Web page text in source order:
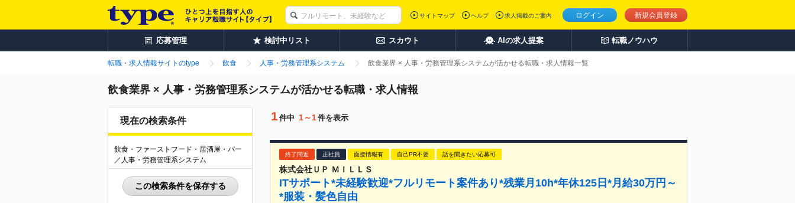
ログイン 新規会員登録
サイトマップ ヘルプ 求人掲載のご案内
応募管理 検討中リスト スカウト AIの求人提案 転職ノウハウ
転職・求人情報サイトのtype 飲食 人事・労務管理系システム 飲食業界 × 人事・労務管理系システムが活かせる転職・求人情報一覧
飲食業界 × 人事・労務管理系システムが活かせる転職・求人情報
現在の検索条件
飲食・ファーストフード・居酒屋・バー
／人事・労務管理系システム
この検索条件を保存する
1 件中 1～1件を表示
終了間近 正社員 面接情報有 自己PR不要 話を聞きたい応募可
株式会社ＵＰ ＭＩＬＬＳ
ITサポート*未経験歓迎*フルリモート案件あり*残業月10h*年休125日*月給30万円～
*服装・髪色自由